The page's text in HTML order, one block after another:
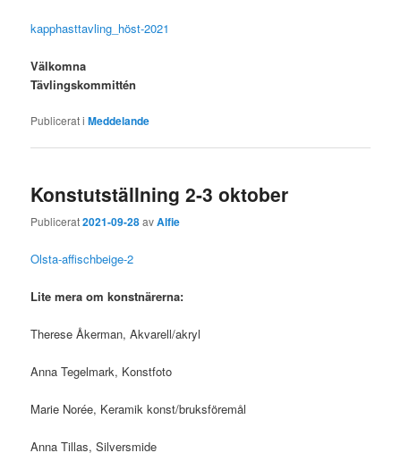
kapphasttavling_höst-2021
Välkomna
Tävlingskommittén
Publicerat i Meddelande
Konstutställning 2-3 oktober
Publicerat2021-09-28avAlfie
Olsta-affischbeige-2
Lite mera om konstnärerna:
Therese Åkerman, Akvarell/akryl
Anna Tegelmark, Konstfoto
Marie Norée, Keramik konst/bruksföremål
Anna Tillas, Silversmide